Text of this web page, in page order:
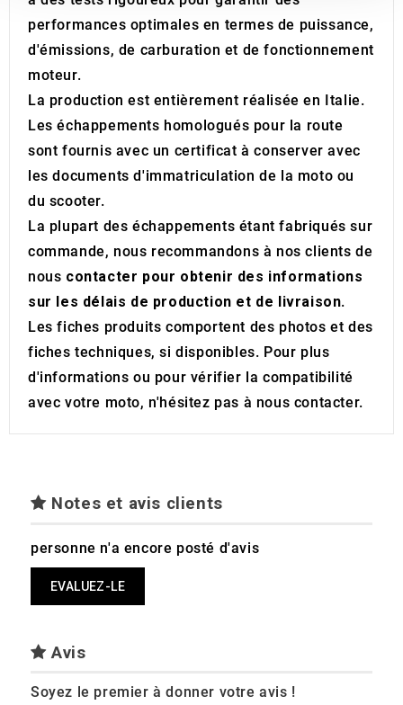
may combine it with other information that you’ve
provided to them or that they’ve collected from your use
of their services.
performances optimales en termes de puissance,
d'émissions, de carburation et de fonctionnement
moteur.
La production est entièrement réalisée en Italie.
Les échappements homologués pour la route
sont fournis avec un certificat à conserver avec
les documents d'immatriculation de la moto ou
du scooter.
La plupart des échappements étant fabriqués sur
commande, nous recommandons à nos clients de
nous contacter pour obtenir des informations
sur les délais de production et de livraison.
Les fiches produits comportent des photos et des
fiches techniques, si disponibles. Pour plus
d'informations ou pour vérifier la compatibilité
avec votre moto, n'hésitez pas à nous contacter.
Notes et avis clients
personne n'a encore posté d'avis
EVALUEZ-LE
Avis
Soyez le premier à donner votre avis !